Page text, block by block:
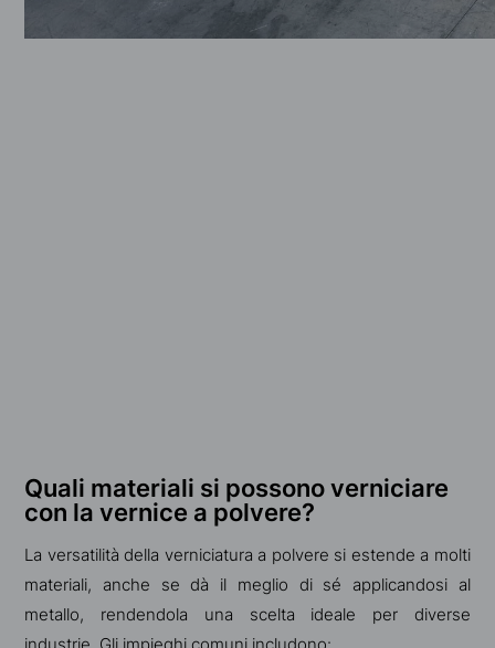
Quali materiali si possono verniciare
con la vernice a polvere?
La versatilità della verniciatura a polvere si estende a molti
materiali, anche se dà il meglio di sé applicandosi al
metallo, rendendola una scelta ideale per diverse
industrie. Gli impieghi comuni includono: